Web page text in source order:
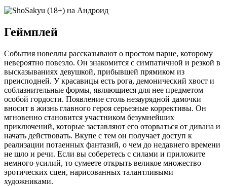
Геймплей
События новеллы рассказывают о простом парне, которому
невероятно повезло. Он знакомится с симпатичной и резкой в
высказываниях девушкой, прибывшей прямиком из
преисподней. У красавицы есть рога, демонический хвост и
соблазнительные формы, являющиеся для нее предметом
особой гордости. Появление столь незаурядной дамочки
вносит в жизнь главного героя серьезные коррективы. Он
мгновенно становится участником безумнейших
приключений, которые заставляют его оторваться от дивана и
начать действовать. Вкупе с тем он получает доступ к
реализации потаенных фантазий, о чем до недавнего времени
не шло и речи. Если вы соберетесь с силами и приложите
немного усилий, то сумеете открыть великое множество
эротических сцен, нарисованных талантливыми
художниками.